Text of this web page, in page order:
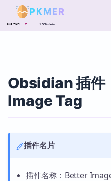
PKMER
目录 概述
Obsidian 插
Image Tag
插件名片
插件名称：Better